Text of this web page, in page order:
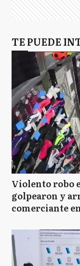
TE PUEDE
Violento robo
golpearon y
comerciante